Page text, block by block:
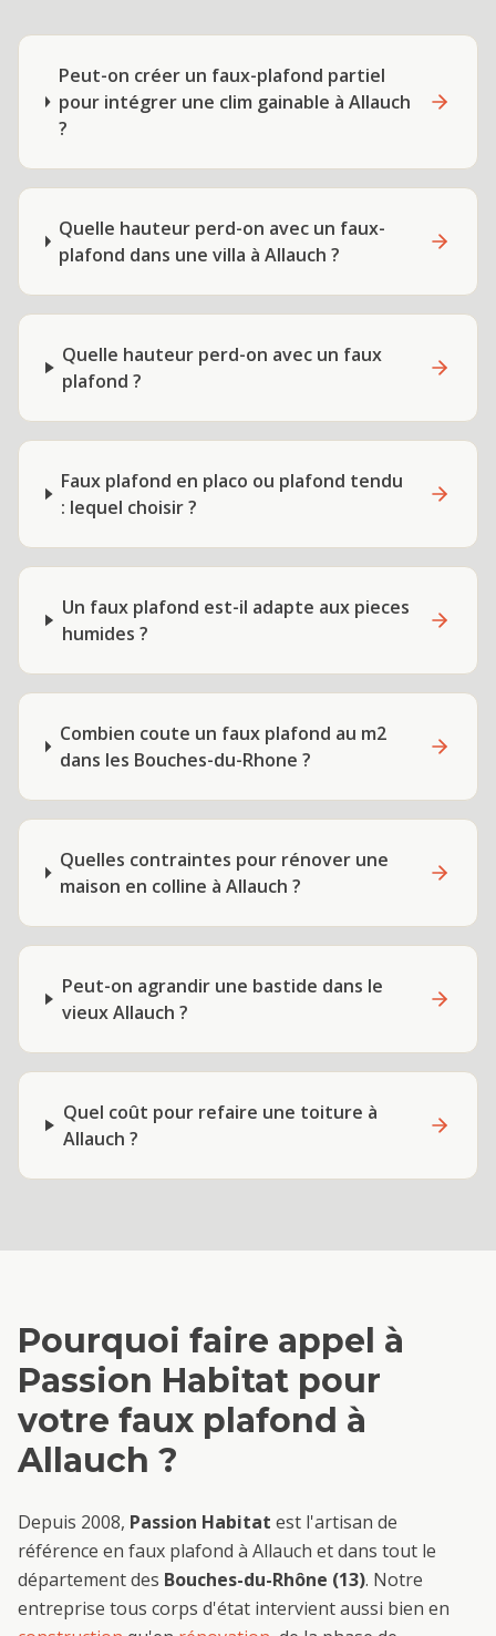
Peut-on créer un faux-plafond partiel
pour intégrer une clim gainable à Allauch
?
Quelle hauteur perd-on avec un faux-
plafond dans une villa à Allauch ?
Quelle hauteur perd-on avec un faux
plafond ?
Faux plafond en placo ou plafond tendu
: lequel choisir ?
Un faux plafond est-il adapte aux pieces
humides ?
Combien coute un faux plafond au m2
dans les Bouches-du-Rhone ?
Quelles contraintes pour rénover une
maison en colline à Allauch ?
Peut-on agrandir une bastide dans le
vieux Allauch ?
Quel coût pour refaire une toiture à
Allauch ?
Pourquoi faire appel à
Passion Habitat pour
votre faux plafond à
Allauch ?
Depuis 2008, Passion Habitat est l'artisan de
référence en faux plafond à Allauch et dans tout le
département des Bouches-du-Rhône (13). Notre
entreprise tous corps d'état intervient aussi bien en